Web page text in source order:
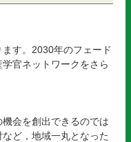
す。2030年のフェード
官ネットワークをさら
会を創出できるのでは
ど，地域一丸となった